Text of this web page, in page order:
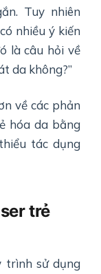
Tuy nhiên
nhiều ý kiến
là câu hỏi về
da không?”
về các phản
hóa da bằng
tác dụng
trẻ
trình sử dụng